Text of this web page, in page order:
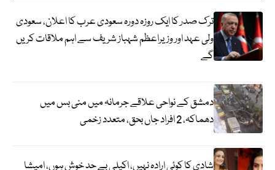
ترک صدر کا ایک روزہ دورہ سعودی عرب کا اعلان، سعودی
ولی عہد اور وزیراعظم شہباز شریف سے اہم ملاقات کریں
گے
دمشق کے نواحی علاقے جرمانہ میں منی بس میں
دھماکہ، 2 افراد جاں بحق، متعدد زخمی
شادی کا کوئی ارادہ نہیں، اکیلی بے حد خوش ہوں، امیشا